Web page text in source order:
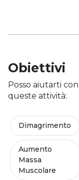
Obiettivi
Posso aiutarti con
queste attività:
Dimagrimento
Aumento
Massa
Muscolare